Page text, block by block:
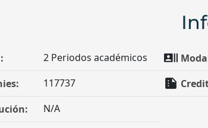
2 Periodos académicos recent_actors
117737 summarize
N/A